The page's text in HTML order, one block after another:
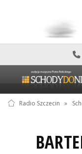
Radio Szczecin »